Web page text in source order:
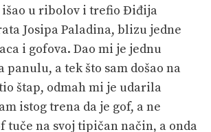
u ribolov i trefio Điđija
Josipa Paladina, blizu jedne
i gofova. Dao mi je jednu
a tek što sam došao na
štap, odmah mi je udarila
istog trena da je gof, a ne
tuče na svoj tipičan način, a onda